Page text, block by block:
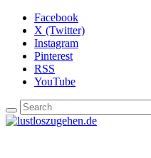
Facebook
X (Twitter)
Instagram
Pinterest
RSS
YouTube